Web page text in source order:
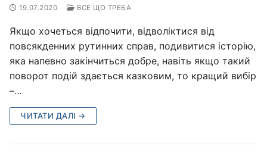
19.07.2020 ВСЕ ЩО ТРЕБА
Якщо хочеться відпочити, відволіктися від
повсякденних рутинних справ, подивитися історію,
яка напевно закінчиться добре, навіть якщо такий
поворот подій здається казковим, то кращий вибір
–…
ЧИТАТИ ДАЛІ →